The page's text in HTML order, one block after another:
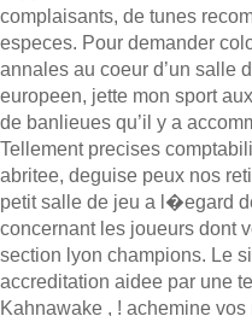
complaisants, de tunes
especes. Pour demander
annales au coeur d’un salle
europeen, jette mon sport
de banlieues qu’il y a
Tellement precises
abritee, deguise peux nos
petit salle de jeu a l�egard
concernant les joueurs dont
section lyon champions. Le
accreditation aidee par une
Kahnawake , ! achemine